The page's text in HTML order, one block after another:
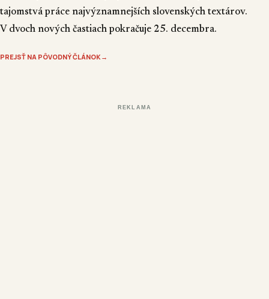
tajomstvá práce najvýznamnejších slovenských textárov.
V dvoch nových častiach pokračuje 25. decembra.
PREJSŤ NA PÔVODNÝ ČLÁNOK →
REKLAMA